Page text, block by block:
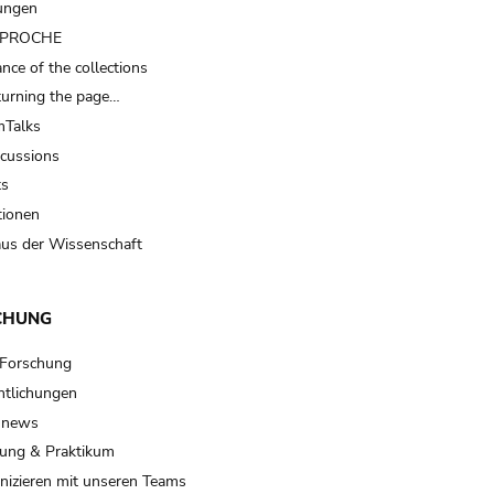
of the collections
the page…
der Wissenschaft
& Praktikum
mit unseren Teams